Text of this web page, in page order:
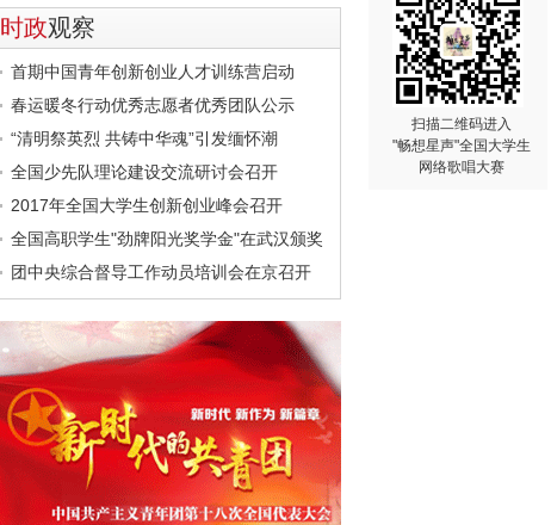
时政观察
首期中国青年创新创业人才训练营启动
春运暖冬行动优秀志愿者优秀团队公示
“清明祭英烈 共铸中华魂”引发缅怀潮
全国少先队理论建设交流研讨会召开
2017年全国大学生创新创业峰会召开
全国高职学生"劲牌阳光奖学金"在武汉颁奖
团中央综合督导工作动员培训会在京召开
扫描二维码进入
"畅想星声"全国大学生
网络歌唱大赛